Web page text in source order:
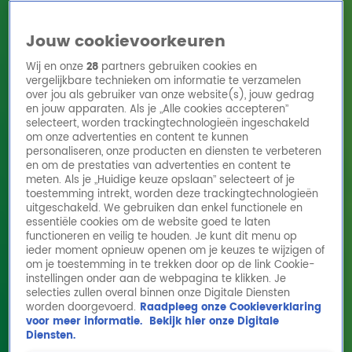
HomeActiesRadioshows DJ'sRadio 10 zendersHitlijsten
Radio luisteren
Volg Radio 10
Zoeken
HomeOnline Radio LuisterenActiesShowsAlle zenders
James Blunt - Goodbye My Lover live @
Ekdom in de Morgen
30 okt 2023, 13:36
Jouw cookievoorkeuren
Wij en onze28 partners gebruiken cookies en
vergelijkbare technieken om informatie te verzamelen
over jou als gebruiker van onze website(s), jouw gedrag
en jouw apparaten. Als je „Alle cookies accepteren”
selecteert, worden trackingtechnologieën ingeschakeld
om onze advertenties en content te kunnen
personaliseren, onze producten en diensten te verbeteren
en om de prestaties van advertenties en content te
meten. Als je „Huidige keuze opslaan” selecteert of je
toestemming intrekt, worden deze trackingtechnologieën
uitgeschakeld. We gebruiken dan enkel functionele en
essentiële cookies om de website goed te laten
functioneren en veilig te houden. Je kunt dit menu op
ieder moment opnieuw openen om je keuzes te wijzigen of
om je toestemming in te trekken door op de link Cookie-
instellingen onder aan de webpagina te klikken. Je
selecties zullen overal binnen onze Digitale Diensten
worden doorgevoerd. Raadpleeg onze Cookieverklaring
voor meer informatie. Bekijk hier onze Digitale
Diensten.